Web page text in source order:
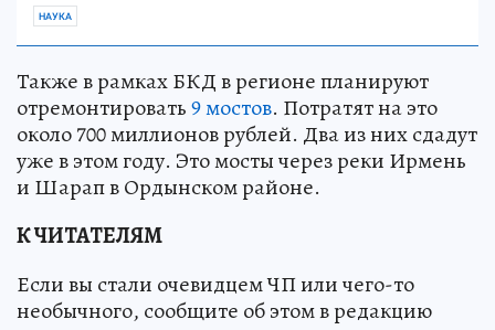
НАУКА
Также в рамках БКД в регионе планируют
отремонтировать9 мостов. Потратят на это
около 700 миллионов рублей. Два из них сдадут
уже в этом году. Это мосты через реки Ирмень
и Шарап в Ордынском районе.
К ЧИТАТЕЛЯМ
Если вы стали очевидцем ЧП или чего-то
необычного, сообщите об этом в редакцию